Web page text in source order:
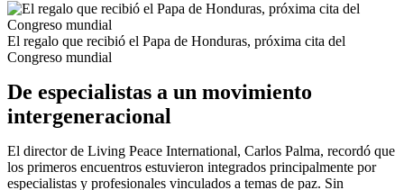
El regalo que recibió el Papa de Honduras, próxima cita del
Congreso mundial
De especialistas a un movimiento
intergeneracional
El director de Living Peace International, Carlos Palma, recordó que
los primeros encuentros estuvieron integrados principalmente por
especialistas y profesionales vinculados a temas de paz. Sin